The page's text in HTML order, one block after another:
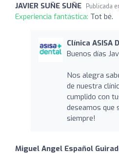
JAVIER SUÑE SUÑE Publicada
Experiencia fantástica: Tot bé.
Clínica ASISA
Buenos días
Nos alegra
de nuestra
cumplido con
deseamos que
siempre!
Miguel Angel Español